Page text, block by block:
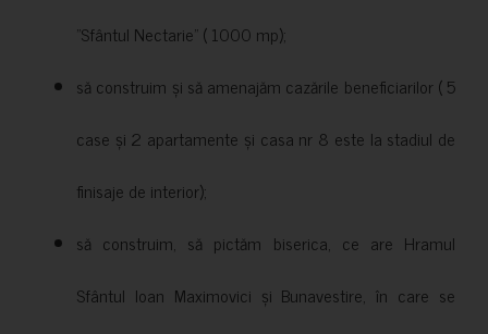
”Sfântul Nectarie” ( 1000 mp);
să construim și să amenajăm cazările beneficiarilor ( 5
case și 2 apartamente și casa nr 8 este la stadiul de
finisaje de interior);
să construim, să pictăm biserica, ce are Hramul
Sfântul Ioan Maximovici și Bunavestire, în care se